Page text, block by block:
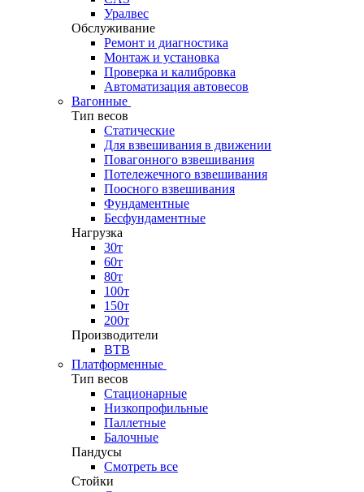
Уралвес
Обслуживание
Ремонт и диагностика
Монтаж и установка
Проверка и калибровка
Автоматизация автовесов
Вагонные
Тип весов
Статические
Для взвешивания в движении
Повагонного взвешивания
Потележечного взвешивания
Поосного взвешивания
Фундаментные
Бесфундаментные
Нагрузка
30т
60т
80т
100т
150т
200т
Производители
ВТВ
Платформенные
Тип весов
Стационарные
Низкопрофильные
Паллетные
Балочные
Пандусы
Смотреть все
Стойки